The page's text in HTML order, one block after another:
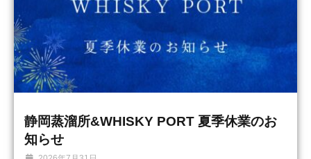
静岡蒸溜所&WHISKY PORT 夏季休業のお
知らせ